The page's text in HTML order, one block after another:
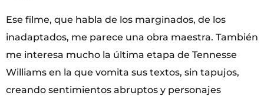
Ese filme, que habla de los marginados, de los
inadaptados, me parece una obra maestra. También
me interesa mucho la última etapa de Tennesse
Williams en la que vomita sus textos, sin tapujos,
creando sentimientos abruptos y personajes